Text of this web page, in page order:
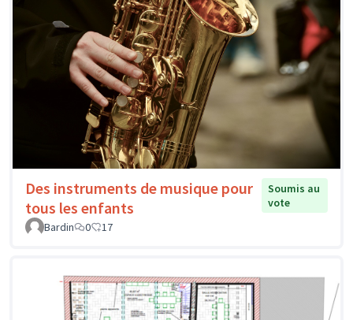
Des instruments de musique pour
tous les enfants
Soumis au
vote
Bardin
0 17